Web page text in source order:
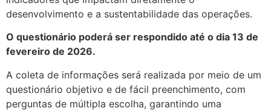
desenvolvimento e a sustentabilidade das operações.
O questionário poderá ser respondido até o dia 13 de
fevereiro de 2026.
A coleta de informações será realizada por meio de um
questionário objetivo e de fácil preenchimento, com
perguntas de múltipla escolha, garantindo uma